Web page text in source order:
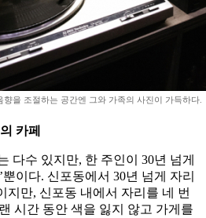
을 조절하는 공간엔 그와 가족의 사진이 가득하다.
카페
다수 있지만, 한 주인이 30년 넘게
이다. 신포동에서 30년 넘게 자리
지만, 신포동 내에서 자리를 네 번
시간 동안 색을 잃지 않고 가게를